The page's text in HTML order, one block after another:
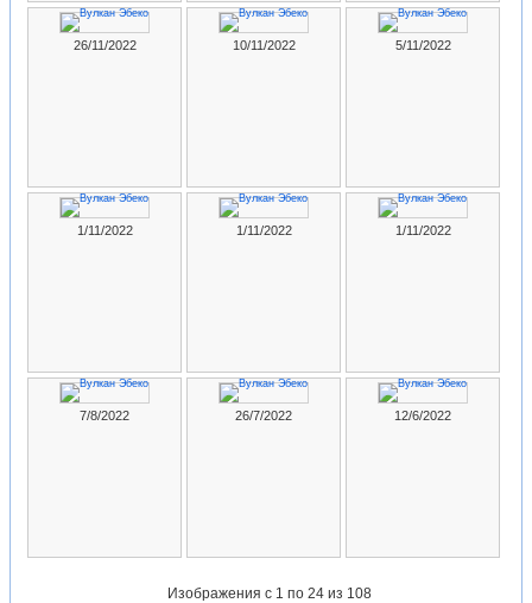
26/11/2022 10/11/2022 5/11/2022
1/11/2022 1/11/2022 1/11/2022
7/8/2022 26/7/2022 12/6/2022
Изображения с 1 по 24 из 108